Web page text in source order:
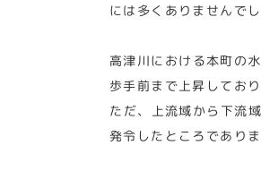
には多くありませんで
高津川における本町の
歩手前まで上昇しており
ただ、上流域から下流
発令したところでありま